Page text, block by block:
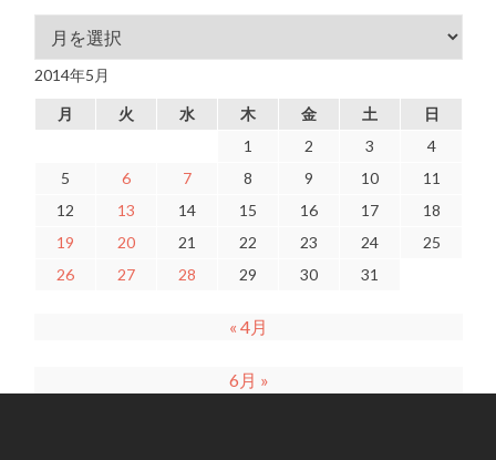
アーカイブ
2014年5月
月 火 水 木 金 土
日
1
2 3
4
5
6 7 8 9 10
11
12
13 14 15 16 17
18
19
20 21 22 23 24
25
26
27 28 29 30 31
« 4月
6月 »